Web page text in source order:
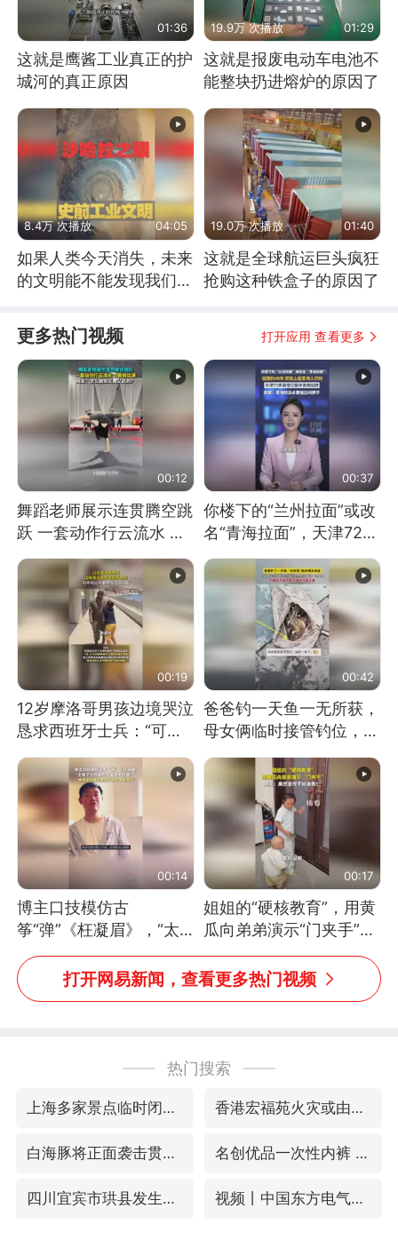
01:36
这就是鹰酱工业真正的护
城河的真正原因
19.9万 次播放 01:29
这就是报废电动车电池不
能整块扔进熔炉的原因了
8.4万 次播放 04:05
如果人类今天消失，未来
的文明能不能发现我们存
19.0万 次播放 01:40
这就是全球航运巨头疯狂
抢购这种铁盒子的原因了
更多热门视频 打开应用 查看更多
00:12
舞蹈老师展示连贯腾空跳
跃 一套动作行云流水 节
奏感拉满 网友：怎么做
到又舞又武的？
00:37
你楼下的“兰州拉面”或改
名“青海拉面”，天津72家
面馆已集体更换招牌
00:19
12岁摩洛哥男孩边境哭泣
恳求西班牙士兵：“可不
可以不要把我遣返回国”
00:42
爸爸钓一天鱼一无所获，
母女俩临时接管钓位，用
玩具鱼竿钓上大鱼
00:14
博主口技模仿古
筝“弹”《枉凝眉》，“太
像了～你是吃古筝长大的
吗？”“或将成为首位考级
不带古筝的选手。”（来
00:17
姐姐的“硬核教育”，用黄
瓜向弟弟演示“门夹手”，
网友：果然言传不如身
教！
打开网易新闻，查看更多热门视频
热门搜索
上海多家景点临时闭园或调整运营时间 香港宏福苑火灾或由烟头引起
白海豚将正面袭击贯穿浙江 名创优品一次性内裤 颜面尽失
四川宜宾市珙县发生3.4级地震 视频丨中国东方电气集团原党组副书记、董事宋致远被查